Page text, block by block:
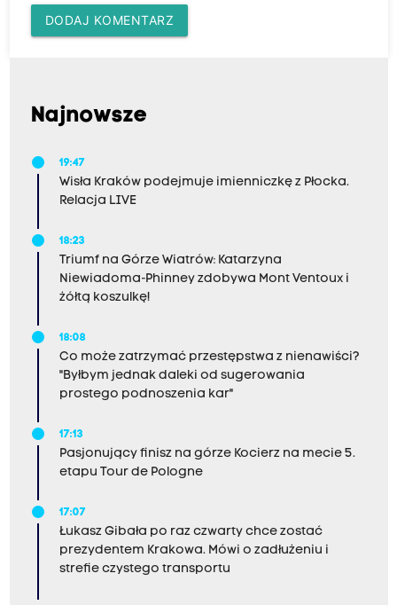
DODAJ KOMENTARZ
Najnowsze
19:47
Wisła Kraków podejmuje imienniczkę z Płocka.
Relacja LIVE
18:23
Triumf na Górze Wiatrów: Katarzyna
Niewiadoma-Phinney zdobywa Mont Ventoux i
żółtą koszulkę!
18:08
Co może zatrzymać przestępstwa z nienawiści?
"Byłbym jednak daleki od sugerowania
prostego podnoszenia kar"
17:13
Pasjonujący finisz na górze Kocierz na mecie 5.
etapu Tour de Pologne
17:07
Łukasz Gibała po raz czwarty chce zostać
prezydentem Krakowa. Mówi o zadłużeniu i
strefie czystego transportu